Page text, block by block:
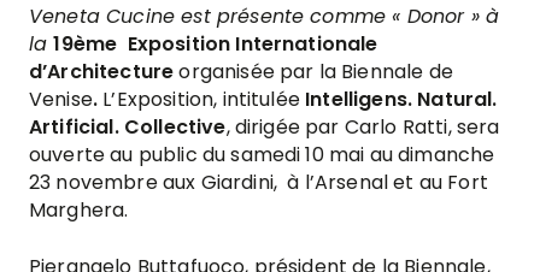
Veneta Cucine est présente comme « Donor » à
la19ème Exposition Internationale
d’Architectureorganisée par la Biennale de
Venise. L’Exposition, intitulée Intelligens. Natural.
Artificial. Collective, dirigée par Carlo Ratti, sera
ouverte au public du samedi 10 mai au dimanche
23 novembre aux Giardini, à l’Arsenal et au Fort
Marghera.
Pierangelo Buttafuoco, président de la Biennale,